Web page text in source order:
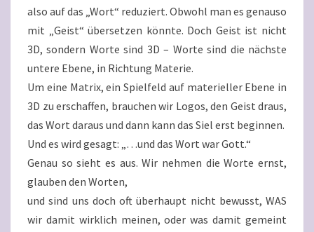
also auf das „Wort“ reduziert. Obwohl man es genauso
mit „Geist“ übersetzen könnte. Doch Geist ist nicht
3D, sondern Worte sind 3D – Worte sind die nächste
untere Ebene, in Richtung Materie.
Um eine Matrix, ein Spielfeld auf materieller Ebene in
3D zu erschaffen, brauchen wir Logos, den Geist draus,
das Wort daraus und dann kann das Siel erst beginnen.
Und es wird gesagt: „…und das Wort war Gott.“
Genau so sieht es aus. Wir nehmen die Worte ernst,
glauben den Worten,
und sind uns doch oft überhaupt nicht bewusst, WAS
wir damit wirklich meinen, oder was damit gemeint